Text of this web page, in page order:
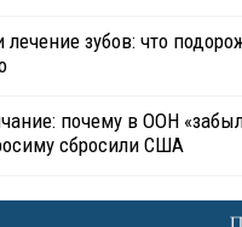
лечение зубов: что
почему в ООН
сбросили США